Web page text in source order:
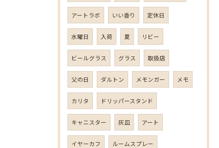
アートラボ いい香り 定休日
水曜日 入荷 夏 リビー
ビールグラス グラス 取扱店
父の日 ダルトン メモンガー メモ
カリタ ドリッパースタンド
キャニスター 灰皿 アート
イヤーカフ ルームスプレー